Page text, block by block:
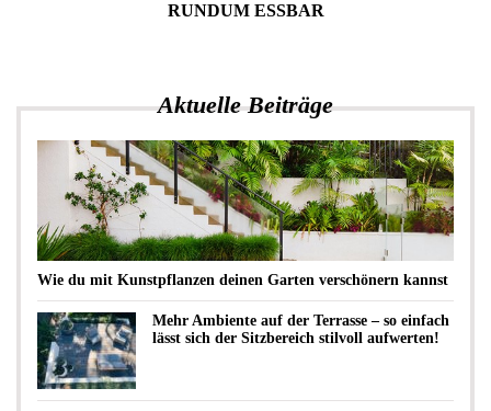
RUNDUM ESSBAR
Aktuelle Beiträge
Wie du mit Kunstpflanzen deinen Garten verschönern kannst
Mehr Ambiente auf der Terrasse – so einfach
lässt sich der Sitzbereich stilvoll aufwerten!